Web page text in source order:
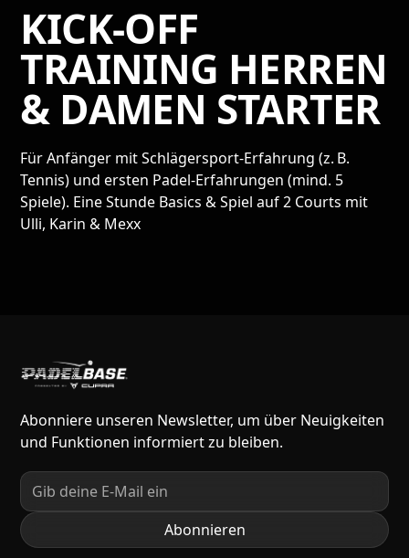
KICK-OFF
TRAINING HERREN
& DAMEN STARTER
Für Anfänger mit Schlägersport-Erfahrung (z. B.
Tennis) und ersten Padel-Erfahrungen (mind. 5
Spiele). Eine Stunde Basics & Spiel auf 2 Courts mit
Ulli, Karin & Mexx
Abonniere unseren Newsletter, um über Neuigkeiten
und Funktionen informiert zu bleiben.